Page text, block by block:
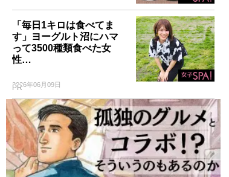
「毎日1キロは食べてま
す」ヨーグルト沼にハマ
って3500種類食べた女
性…
2026年06月09日
PR